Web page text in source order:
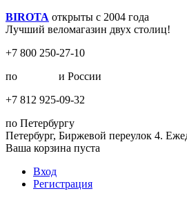
BIROTA открыты с 2004 года
Лучший веломагазин двух столиц!
+7 800 250-27-10
по
и России
+7 812 925-09-32
по Петербургу
Петербург, Биржевой переулок 4.
Ваша корзина пуста
Вход
Регистрация